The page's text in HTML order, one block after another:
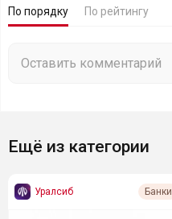
По порядку По рейтингу
Ещё из категории
Уралсиб Банки